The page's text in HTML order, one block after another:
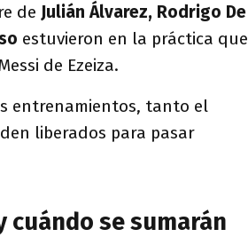
de Julián Álvarez, Rodrigo De
estuvieron en la práctica que
de Ezeiza.
entrenamientos, tanto el
liberados para pasar
se sumarán